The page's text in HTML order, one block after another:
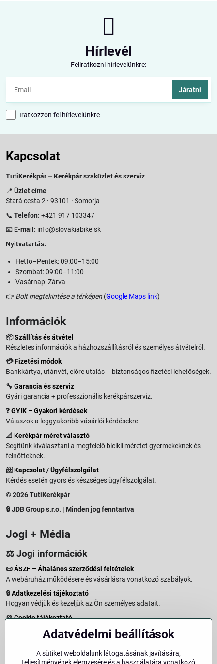
Hírlevél
Feliratkozni hírlevelünkre:
Járatni
Iratkozzon fel hírlevelünkre
Kapcsolat
TutiKerékpár – Kerékpár szaküzlet és szerviz
📍 Üzlet címe
Stará cesta 2 · 93101 · Somorja
📞 Telefon: +421 917 103347
📧 E-mail: info@slovakiabike.sk
Nyitvatartás:
Hétfő–Péntek: 09:00–15:00
Szombat: 09:00–11:00
Vasárnap: Zárva
👉 Bolt megtekintése a térképen (Google Maps link)
Információk
📦Szállítás és átvétel
Részletes információk a házhozszállításról és személyes átvételről.
💳Fizetési módok
Bankkártya, utánvét, előre utalás – biztonságos fizetési lehetőségek.
🔧 Garancia és szerviz
Gyári garancia + professzionális kerékpárszerviz.
❓GYIK – Gyakori kérdések
Válaszok a leggyakoribb vásárlói kérdésekre.
📐 Kerékpár méret választó
Segítünk kiválasztani a megfelelő bicikli méretet gyermekeknek és
felnőtteknek.
📨Kapcsolat / Ügyfélszolgálat
Kérdés esetén gyors és készséges ügyfélszolgálat.
© 2026 TutiKerékpár
🔒 JDB Group s.r.o. | Minden jog fenntartva
Jogi + Média
⚖️ Jogi információk
📜ÁSZF – Általános szerződési feltételek
A webáruház működésére és vásárlásra vonatkozó szabályok.
🔒Adatkezelési tájékoztató
Hogyan védjük és kezeljük az Ön személyes adatait.
🍪Cookie tájékoztató
A weboldalon használt sütikről és adatkezelésről.
Vásárlástól való elállás menete és feltételei.
Adatvédelmi beállítások
A sütiket weboldalunk látogatásának javítására,
teljesítményének elemzésére és a használatára vonatkozó